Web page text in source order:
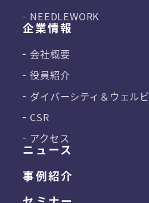
ニュース
事例紹介
NEEDLEWORK
企業情報
会社概要
役員紹介
ダイバーシティ＆ ウェル
CSR
アクセス